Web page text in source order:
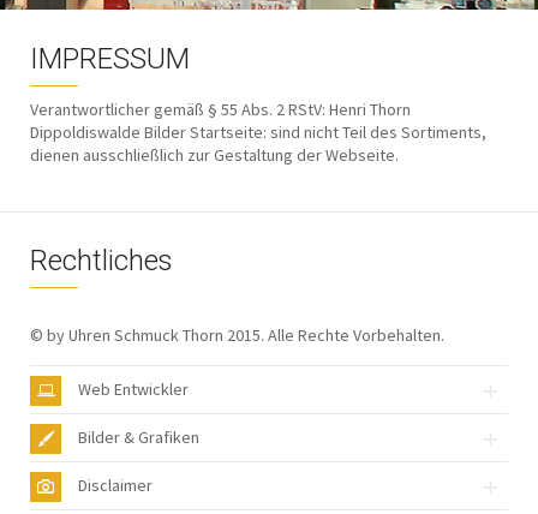
IMPRESSUM
Verantwortlicher gemäß § 55 Abs. 2 RStV: Henri Thorn
Dippoldiswalde Bilder Startseite: sind nicht Teil des Sortiments,
dienen ausschließlich zur Gestaltung der Webseite.
Rechtliches
© by Uhren Schmuck Thorn 2015. Alle Rechte Vorbehalten.
Web Entwickler
Bilder & Grafiken
Disclaimer